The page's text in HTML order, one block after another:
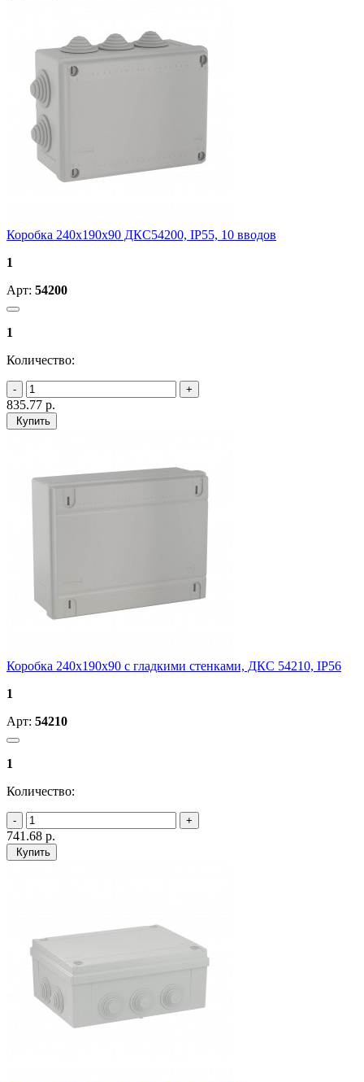
Коробка 240х190х90 ДКС54200, IP55, 10 вводов
1
Арт: 54200
1
Количество:
835.77 р.
Купить
Коробка 240х190х90 с гладкими стенками, ДКС 54210, IP56
1
Арт: 54210
1
Количество:
741.68 р.
Купить